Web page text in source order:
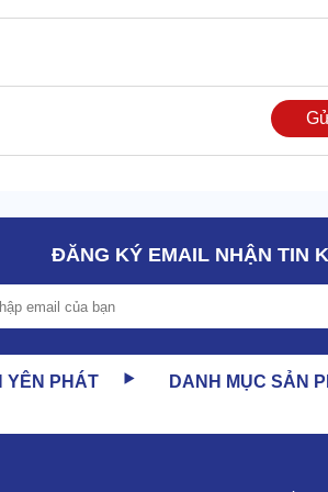
ĐĂNG KÝ EMAIL NHẬN TIN
YÊN PHÁT DANH MỤC SẢN